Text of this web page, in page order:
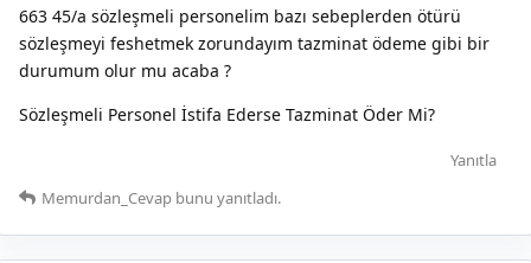
663 45/a sözleşmeli personelim bazı sebeplerden ötürü
sözleşmeyi feshetmek zorundayım tazminat ödeme gibi bir
durumum olur mu acaba ?
Sözleşmeli Personel İstifa Ederse Tazminat Öder Mi?
Yanıtla
Memurdan_Cevap bunu yanıtladı.